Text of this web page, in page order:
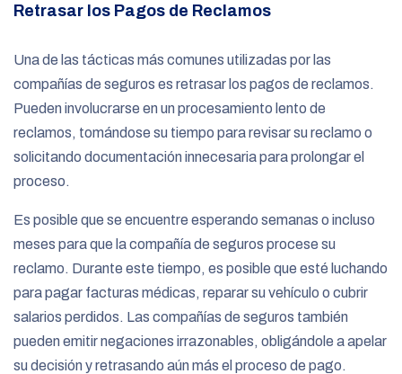
Retrasar los Pagos de Reclamos
Una de las tácticas más comunes utilizadas por las
compañías de seguros es retrasar los pagos de reclamos.
Pueden involucrarse en un procesamiento lento de
reclamos, tomándose su tiempo para revisar su reclamo o
solicitando documentación innecesaria para prolongar el
proceso.
Es posible que se encuentre esperando semanas o incluso
meses para que la compañía de seguros procese su
reclamo. Durante este tiempo, es posible que esté luchando
para pagar facturas médicas, reparar su vehículo o cubrir
salarios perdidos. Las compañías de seguros también
pueden emitir negaciones irrazonables, obligándole a apelar
su decisión y retrasando aún más el proceso de pago.